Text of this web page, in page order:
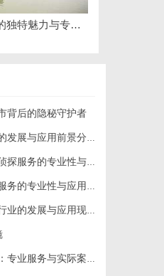
揭秘济南私家侦探行业的独特魅力与专业服务
背后的隐秘守护者
展与应用前景分析
务的专业性与应用领域
的专业性与应用场景
的发展与应用现状
服务与实际案例分析